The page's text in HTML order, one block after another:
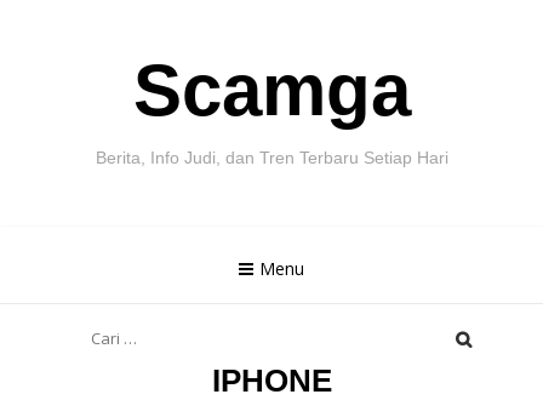
Scamga
Berita, Info Judi, dan Tren Terbaru Setiap Hari
Menu
untuk:
IPHONE